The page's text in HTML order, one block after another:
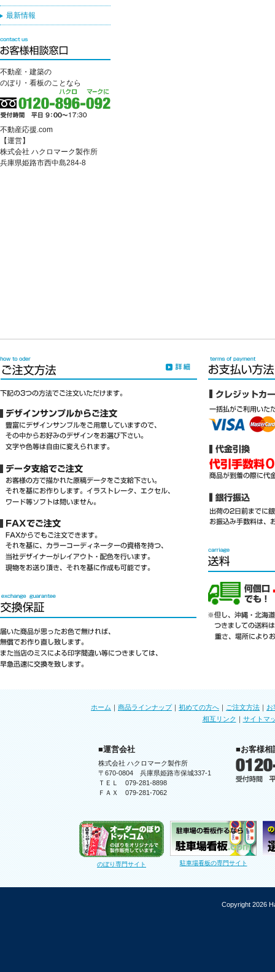
最新情報
不動産・建築の
のぼり・看板のことなら
不動産応援.com
【運営】
株式会社 ハクロマーク製作所
兵庫県姫路市西中島284-8
ホーム ｜ 商品ラインナップ｜ 初めての方へ ｜ ご注文方法 ｜ お
相互リンク ｜ サイトマ
■運営会社
株式会社 ハクロマーク製作所
〒670-0804 兵庫県姫路市保城337-1
ＴＥＬ 079-281-8898
ＦＡＸ 079-281-7062
■お客様相
のぼり専門サイト 駐車場看板の専門サイト
Copyright 2026